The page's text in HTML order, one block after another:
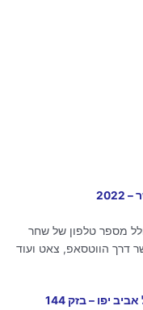
מספר טלפון של שחר
דרך הווטסאפ, צאט ועוד
יפו – בזק 144